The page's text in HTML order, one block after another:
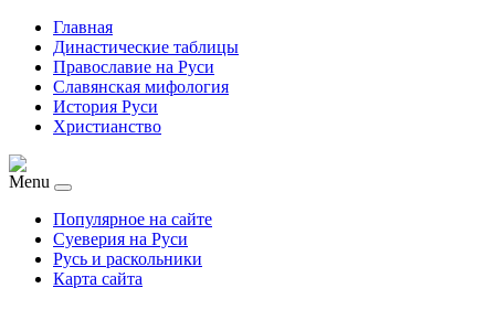
Главная
Династические таблицы
Православие на Руси
Славянская мифология
История Руси
Христианство
Menu
Популярное на сайте
Суеверия на Руси
Русь и раскольники
Карта сайта